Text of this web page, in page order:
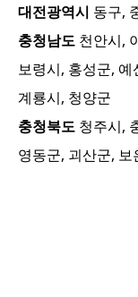
대전광역시 동구,
충청남도 천안시,
보령시, 홍성군,
계룡시, 청양군
충청북도 청주시,
영동군, 괴산군,